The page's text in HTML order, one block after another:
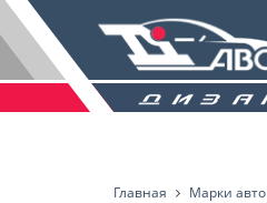
Главная Марки авто